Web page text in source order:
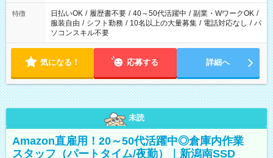
特徴 日払いOK / 履歴書不要 / 40～50代活躍中 / 副業・WワークOK /
服装自由 / シフト勤務 / 10名以上の大量募集 / 電話対応なし / パ
ソコンスキル不要
気になる！ 応募する 詳細へ
未読
Amazon直雇用！20～50代活躍中◎倉庫内作業
スタッフ（パートタイム/夜勤）｜新潟南SSD